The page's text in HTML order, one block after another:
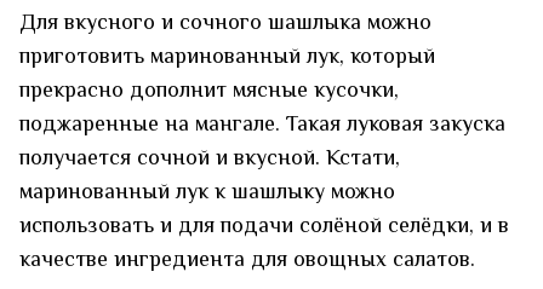
Для вкусного и сочного шашлыка можно
приготовить маринованный лук, который
прекрасно дополнит мясные кусочки,
поджаренные на мангале. Такая луковая закуска
получается сочной и вкусной. Кстати,
маринованный лук к шашлыку можно
использовать и для подачи солёной селёдки, и в
качестве ингредиента для овощных салатов.